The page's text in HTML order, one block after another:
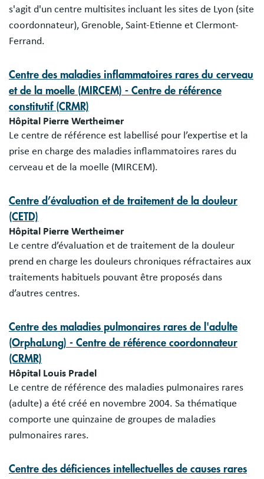
s'agit d'un centre multisites incluant les sites de Lyon (site
coordonnateur), Grenoble, Saint-Etienne et Clermont-
Ferrand.
Centre des maladies inflammatoires rares du cerveau
et de la moelle (MIRCEM) - Centre de référence
constitutif (CRMR)
Hôpital Pierre Wertheimer
Le centre de référence est labellisé pour l’expertise et la
prise en charge des maladies inflammatoires rares du
cerveau et de la moelle (MIRCEM).
Centre d’évaluation et de traitement de la douleur
(CETD)
Hôpital Pierre Wertheimer
Le centre d’évaluation et de traitement de la douleur
prend en charge les douleurs chroniques réfractaires aux
traitements habituels pouvant être proposés dans
d’autres centres.
Centre des maladies pulmonaires rares de l'adulte
(OrphaLung) - Centre de référence coordonnateur
(CRMR)
Hôpital Louis Pradel
Le centre de référence des maladies pulmonaires rares
(adulte) a été créé en novembre 2004. Sa thématique
comporte une quinzaine de groupes de maladies
pulmonaires rares.
Centre des déficiences intellectuelles de causes rares